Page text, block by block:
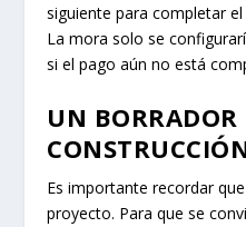
siguiente para completar
La mora solo se
si el pago aún no está
UN BORRADOR
Es importante recordar
proyecto. Para que se